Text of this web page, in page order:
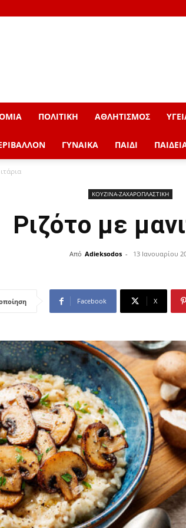
ΠΟΛΙΤΙΚΗ ΑΘΛΗΤΙΣΜΟΣ
ΓΥΝΑΙΚΑ ΠΑΙΔΙ
ΚΟΥΖΙΝΑ-ΖΑΧΑΡΟΠΛΑΣΤΙΚΗ
Ριζότο με
Από Adieksodos - 13 Ιανουαρίου
Facebook X